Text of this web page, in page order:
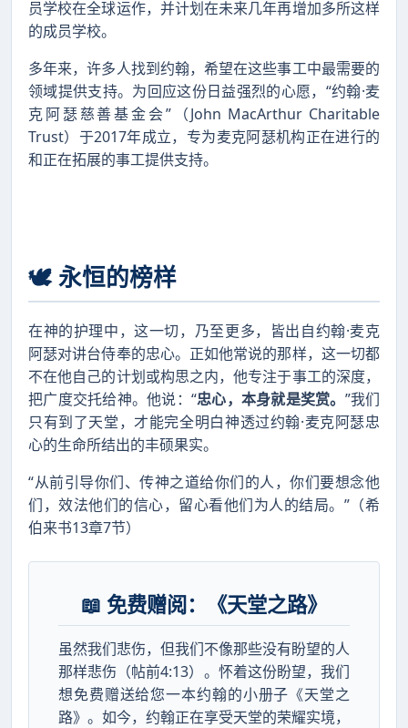
员学校在全球运作，并计划在未来几年再增加多所这样
的成员学校。
多年来，许多人找到约翰，希望在这些事工中最需要的
领域提供支持。为回应这份日益强烈的心愿，“约翰·麦
克阿瑟慈善基金会”（John MacArthur Charitable
Trust）于2017年成立，专为麦克阿瑟机构正在进行的
和正在拓展的事工提供支持。
🕊️ 永恒的榜样
在神的护理中，这一切，乃至更多，皆出自约翰·麦克
阿瑟对讲台侍奉的忠心。正如他常说的那样，这一切都
不在他自己的计划或构思之内，他专注于事工的深度，
把广度交托给神。他说：“忠心，本身就是奖赏。 ”我们
只有到了天堂，才能完全明白神透过约翰·麦克阿瑟忠
心的生命所结出的丰硕果实。
“从前引导你们、传神之道给你们的人，你们要想念他
们，效法他们的信心，留心看他们为人的结局。”（希
伯来书13章7节）
📖 免费赠阅：《天堂之路》
虽然我们悲伤，但我们不像那些没有盼望的人
那样悲伤（帖前4:13）。怀着这份盼望，我们
想免费赠送给您一本约翰的小册子《天堂之
路》。如今，约翰正在享受天堂的荣耀实境，